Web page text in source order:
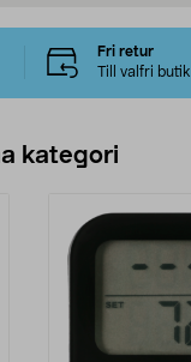
Fri retur
Till valfri butik
kategori